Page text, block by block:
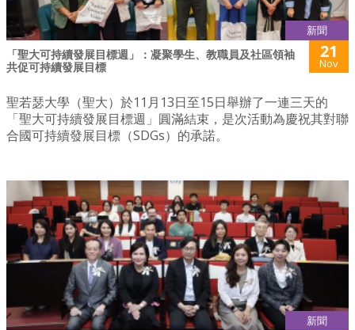
新聞
「聖大可持續發展目標週」：凝聚學生、教職員及社區領袖
共促可持續發展目標
21
Nov
聖若瑟大學（聖大）於11月13日至15日舉辦了一連三天的
「聖大可持續發展目標週」圓滿結束，是次活動為慶祝其對聯
合國可持續發展目標（SDGs）的承諾。
新聞